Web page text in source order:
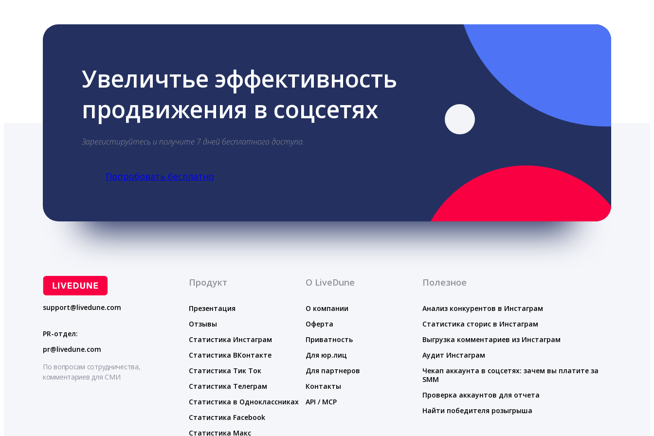
Увеличтье эффективность
продвижения в соцсетях
Зарегистируйтесь и получите 7 дней бесплатного доступа.
Попробовать бесплатно
support@livedune.com
PR-отдел:
pr@livedune.com
По вопросам сотрудничества,
комментариев для СМИ
Продукт
Презентация
Отзывы
Статистика Инстаграм
Статистика ВКонтакте
Статистика Тик Ток
Статистика Телеграм
Статистика в Одноклассниках
Статистика Facebook
Статистика Макс
О LiveDune
О компании
Оферта
Приватность
Для юр.лиц
Для партнеров
Контакты
API / MCP
Полезное
Анализ конкурентов в Инстаграм
Статистика сторис в Инстаграм
Выгрузка комментариев из Инстаграм
Аудит Инстаграм
Чекап аккаунта в соцсетях: зачем вы платите за
SMM
Проверка аккаунтов для отчета
Найти победителя розыгрыша